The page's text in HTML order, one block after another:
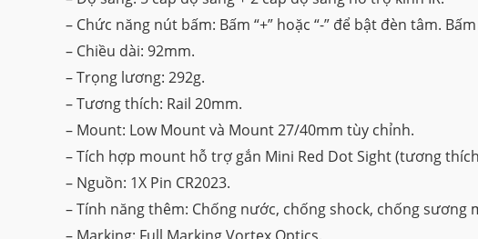
– Chức năng nút bấm: Bấm “+” hoặc “-” để bật đèn tâm.
– Chiều dài: 92mm.
– Trọng lương: 292g.
– Tương thích: Rail 20mm.
– Mount: Low Mount và Mount 27/40mm tùy chỉnh.
– Tích hợp mount hỗ trợ gắn Mini Red Dot Sight (tương
– Nguồn: 1X Pin CR2023.
– Tính năng thêm: Chống nước, chống shock, chống sương
– Marking: Full Marking Vortex Optics.